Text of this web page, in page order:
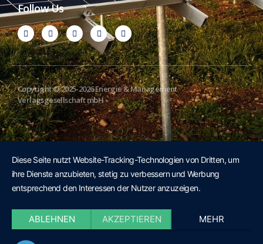
Follow Us
Copyright © 2025-2026 Energie & Management
Verlagsgesellschaft mbH
Diese Seite nutzt Website-Tracking-Technologien von Dritten, um
ihre Dienste anzubieten, stetig zu verbessern und Werbung
entsprechend den Interessen der Nutzer anzuzeigen.
ABLEHNEN AKZEPTIEREN MEHR